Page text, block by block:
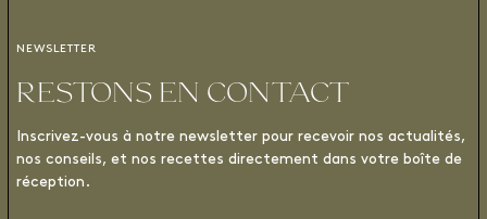
NEWSLETTER
RESTONS EN CONTACT
Inscrivez-vous à notre newsletter pour recevoir nos actualités,
nos conseils, et nos recettes directement dans votre boîte de
réception.